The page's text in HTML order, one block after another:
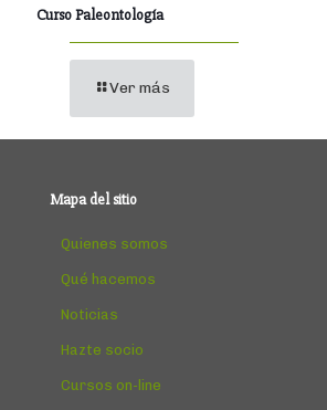
Curso Paleontología
Ver más
Mapa del sitio
Quienes somos
Qué hacemos
Noticias
Hazte socio
Cursos on-line